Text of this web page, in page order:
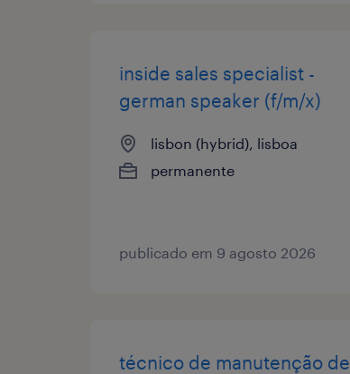
inside sales specialist -
german speaker (f/m/x)
lisbon (hybrid), lisboa
permanente
publicado em 9 agosto 2026
técnico de manutenção de